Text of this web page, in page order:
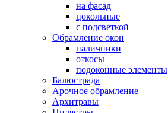
на фасад
цокольные
с подсветкой
Обрамление окон
наличники
откосы
подоконные элементы
Балюстрада
Арочное обрамление
Архитравы